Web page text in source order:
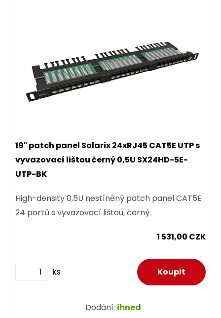
19" patch panel Solarix 24xRJ45 CAT5E UTP s
vyvazovací lištou černý 0,5U SX24HD-5E-
UTP-BK
High-density 0,5U nestíněný patch panel CAT5E
24 portů s vyvazovací lištou, černý.
1 531,00 CZK
ks
Dodání: ihned